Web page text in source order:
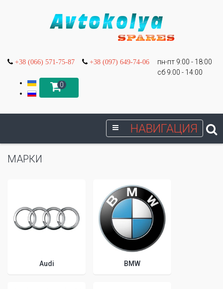
+38 (066) 571-75-87 +38 (097) 649-74-06
пн-пт 9:00 - 18:00
сб 9:00 - 14:00
0
НАВИГАЦИЯ
МАРКИ
Audi BMW